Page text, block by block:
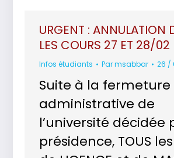
URGENT : ANNULATION
LES COURS 27 ET 28/02
Infos étudiants Parmsabbar 26 /
Suite à la fermeture
administrative de
l’université décidée
présidence, TOUS